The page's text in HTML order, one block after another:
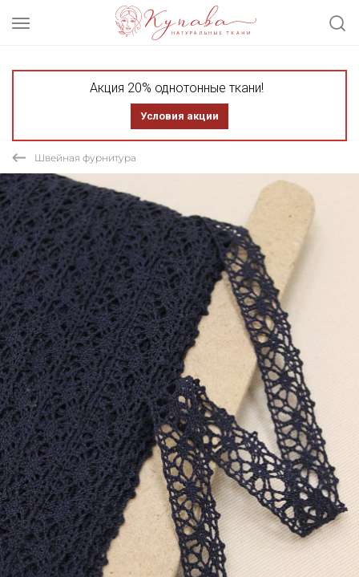
Акция 20% однотонные ткани!
Условия акции
Швейная фурнитура